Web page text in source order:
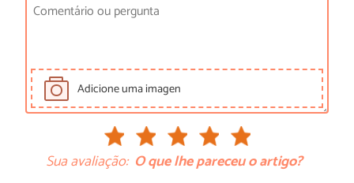
Adicione uma imagen
Sua avaliação: O que lhe pareceu o artigo?